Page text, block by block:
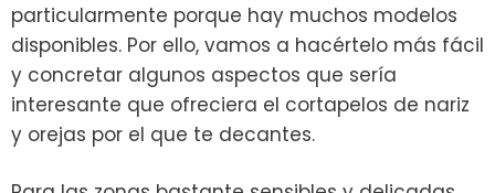
particularmente porque hay muchos modelos
disponibles. Por ello, vamos a hacértelo más fácil
y concretar algunos aspectos que sería
interesante que ofreciera el cortapelos de nariz
y orejas por el que te decantes.